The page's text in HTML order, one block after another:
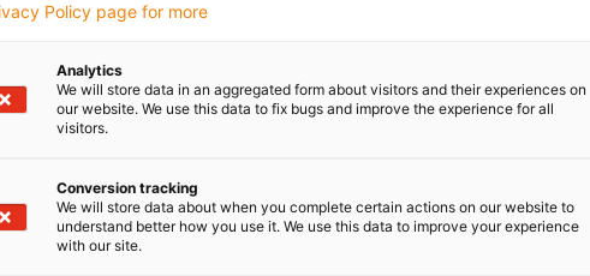
Policy page for more
Analytics
We will store data in an aggregated form about visitors and their experiences on
our website. We use this data to fix bugs and improve the experience for all
visitors.
Conversion tracking
We will store data about when you complete certain actions on our website to
understand better how you use it. We use this data to improve your experience
with our site.